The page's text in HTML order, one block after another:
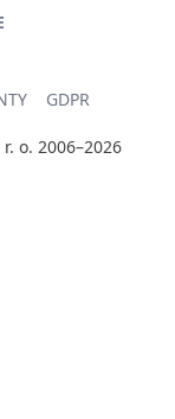
GDPR
o. 2006–2026